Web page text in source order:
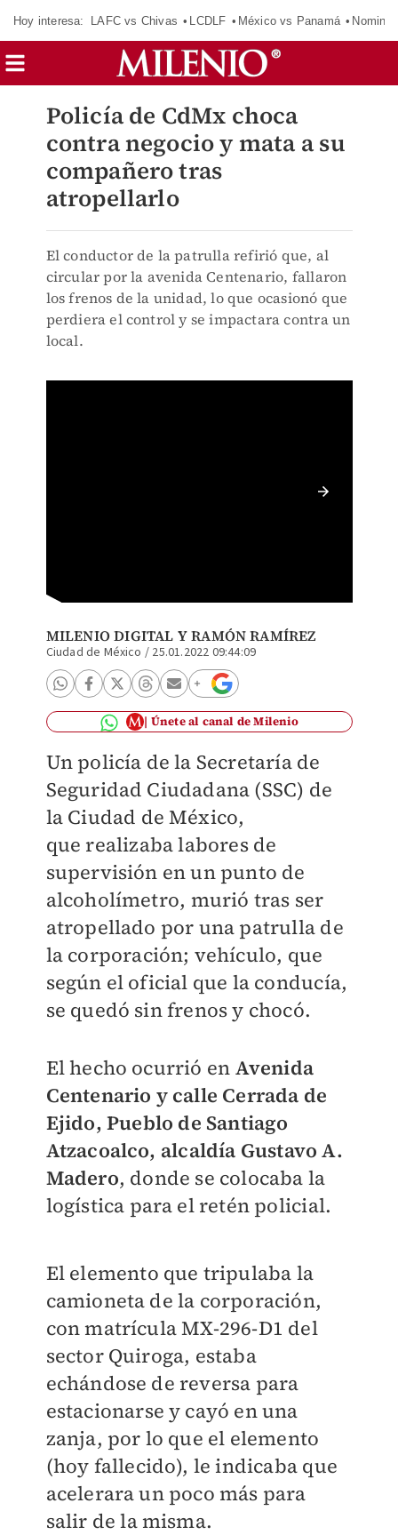
Hoy interesa: LAFC vs Chivas LCDLF México vs Panamá
Policía de CdMx choca
contra negocio y mata a su
compañero tras
atropellarlo
El conductor de la patrulla refirió que, al
circular por la avenida Centenario, fallaron
los frenos de la unidad, lo que ocasionó que
perdiera el control y se impactara contra un
local.
MILENIO DIGITAL Y RAMÓN RAMÍREZ
Ciudad de México / 25.01.2022 09:44:09
Únete al canal de Milenio
Un policía de la Secretaría de
Seguridad Ciudadana (SSC) de
la Ciudad de México,
querealizaba labores de
supervisión en un punto de
alcoholímetro, murió tras ser
atropellado por una patrulla de
la corporación; vehículo, que
según el oficial que la conducía,
se quedó sin frenos y chocó.
El hecho ocurrió en Avenida
Centenario y calle Cerrada de
Ejido, Pueblo de Santiago
Atzacoalco, alcaldía Gustavo A.
Madero, donde se colocaba la
logística para el retén policial.
El elemento que tripulaba la
camioneta de la corporación,
con matrícula MX-296-D1 del
sector Quiroga, estaba
echándose de reversa para
estacionarse y cayó en una
zanja, por lo que el elemento
(hoy fallecido), le indicaba que
acelerara un poco más para
salir de la misma.